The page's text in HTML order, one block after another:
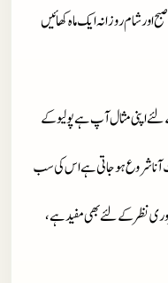
شام روزانہ ایک ماہ کھائیں
اپنی مثال آپ ہے پولیو کے
آنا شروع ہوجاتی ہے اس کی سب
نظر کے لئے بھی مفید ہے،